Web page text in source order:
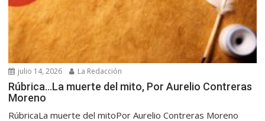
julio 14, 2026 La Redacción
Rúbrica…La muerte del mito, Por Aurelio Contreras
Moreno
RúbricaLa muerte del mitoPor Aurelio Contreras Moreno